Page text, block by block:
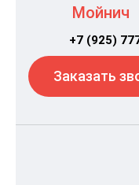
Мойнич
+7 (925)
Заказать